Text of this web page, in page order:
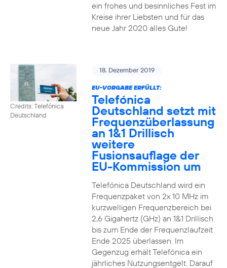
ein frohes und besinnliches Fest im
Kreise ihrer Liebsten und für das
neue Jahr 2020 alles Gute!
Credits: Telefónica
Deutschland
18. Dezember 2019
EU-VORGABE ERFÜLLT:
Telefónica
Deutschland setzt mit
Frequenzüberlassung
an 1&1 Drillisch
weitere
Fusionsauflage der
EU-Kommission um
Telefónica Deutschland wird ein
Frequenzpaket von 2x 10 MHz im
kurzwelligen Frequenzbereich bei
2,6 Gigahertz (GHz) an 1&1 Drillisch
bis zum Ende der Frequenzlaufzeit
Ende 2025 überlassen. Im
Gegenzug erhält Telefónica ein
jährliches Nutzungsentgelt. Darauf